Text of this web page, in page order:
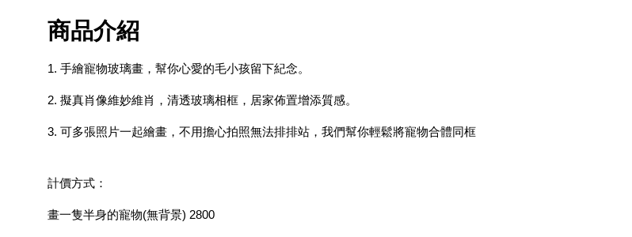
商品介紹
1. 手繪寵物玻璃畫，幫你心愛的毛小孩留下紀念。
2. 擬真肖像維妙維肖，清透玻璃相框，居家佈置增添質感。
3. 可多張照片一起繪畫，不用擔心拍照無法排排站，我們幫你輕鬆將寵物合體同框
計價方式：
畫一隻半身的寵物(無背景) 2800